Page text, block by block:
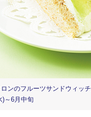
ロンのフルーツサンドウィッ
～6月中旬